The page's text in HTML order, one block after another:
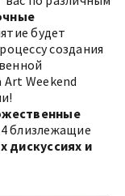
будет
создания
Weekend
близлежащие
дискуссиях и